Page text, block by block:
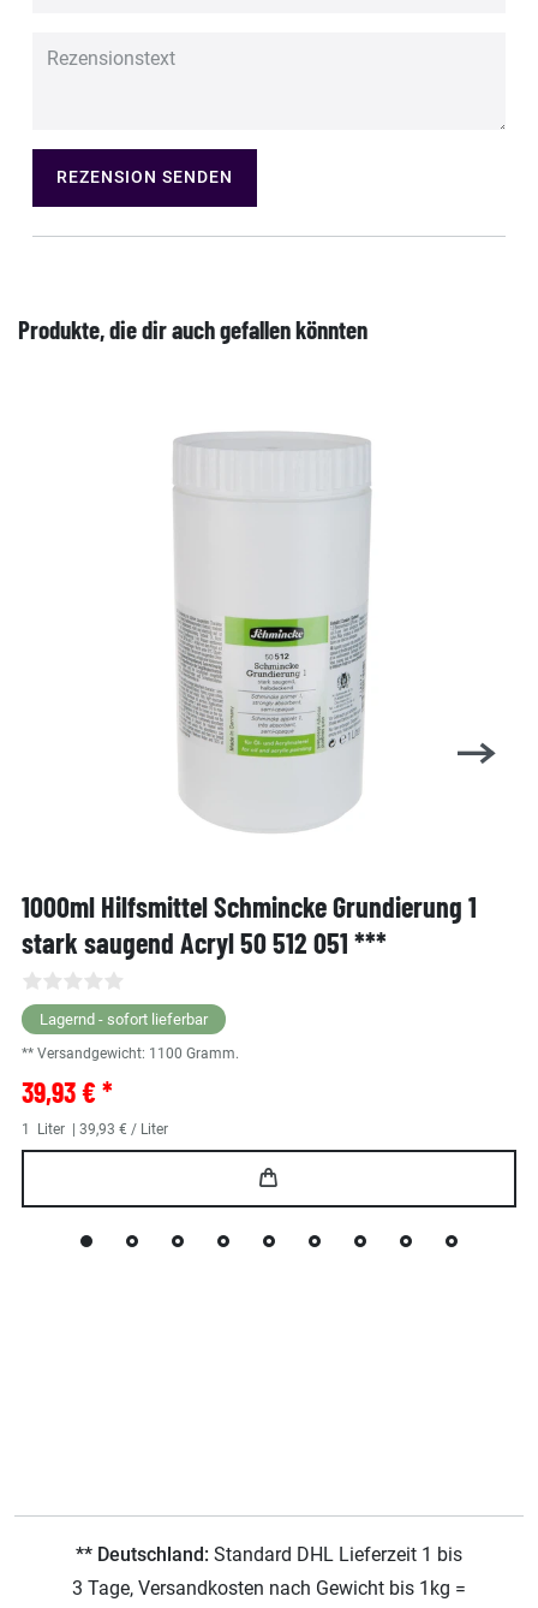
REZENSION SENDEN
Produkte, die dir auch gefallen könnten
1000ml Hilfsmittel Schmincke Grundierung 1
stark saugend Acryl 50 512 051 ***
Lagernd - sofort lieferbar
** Versandgewicht: 1100 Gramm.
39,93 € *
1 Liter | 39,93 € / Liter
** Deutschland: Standard DHL Lieferzeit 1 bis
3 Tage, Versandkosten nach Gewicht bis 1kg =